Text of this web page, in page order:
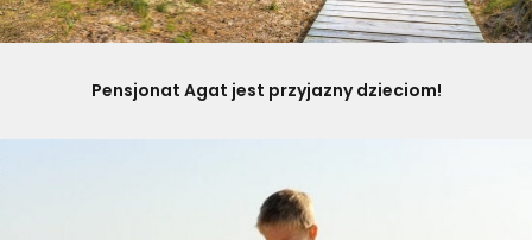
Pensjonat Agat jest przyjazny dzieciom!